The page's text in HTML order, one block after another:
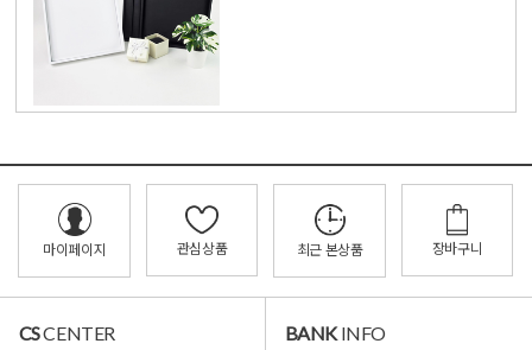
마이페이지 관심상품 최근 본상품 장바구니
CSCENTER BANKINFO